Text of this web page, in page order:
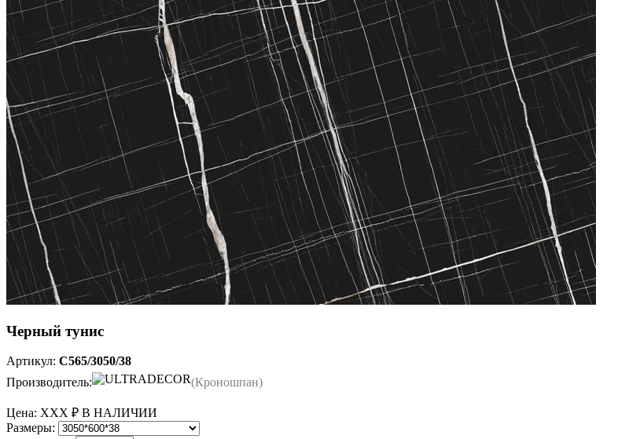
Черный тунис
Артикул: С565/3050/38
Производитель:
(Кроношпан)
Цена: ХХХ ₽ В НАЛИЧИИ
Размеры: